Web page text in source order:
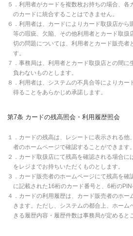
５．利用者がカードを複数枚お持ちの場合、各
のカードに統合することはできません。
６．利用者は、カードによりカード取扱店から
等の瑕疵、欠陥、その他利用者とカード取扱
切の問題については、利用者とカード販売者
す。
７．事務局は、利用者とカード取扱店との間に
負わないものとします。
８．利用者は、システムの不具合等によりカー
得ることをあらかじめ承諾します。
第7条 カードの残高照会・利用履歴照会
１．カードの残高は、レシートに表示される他
者のホームページで確認することができます。
２．カード取扱店にて残高を確認される場合に
をレジまでお持ちいただくものとします。
３．カード販売者のホームページにて残高を確
に記載された16桁のカード番号と、6桁のPIN
４．カードの利用履歴は、カード販売者のホー
きます。ただし、システムの都合上、ホーム
きる履歴内容・履歴件数は事務局が定めると